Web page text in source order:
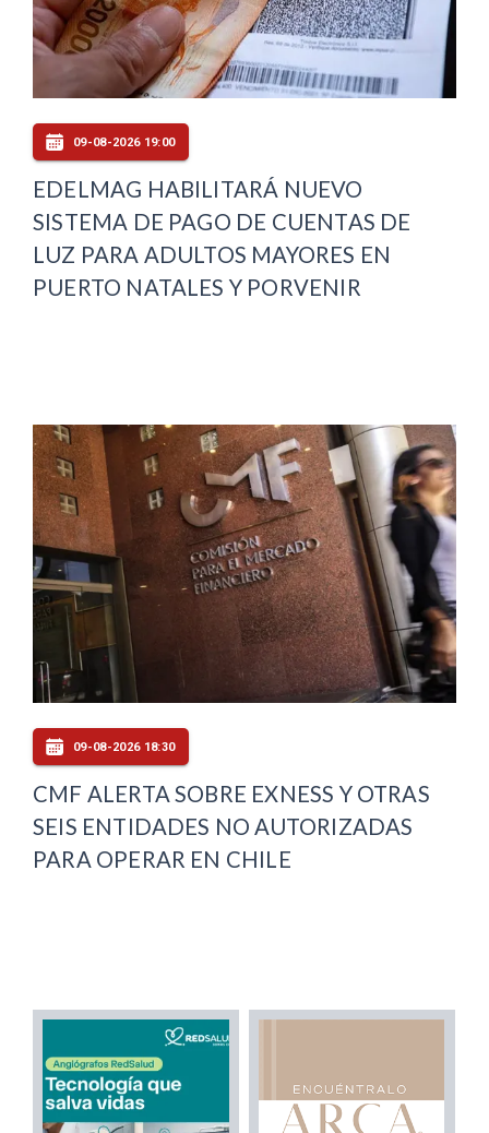
09-08-2026 19:00
EDELMAG HABILITARÁ NUEVO
SISTEMA DE PAGO DE CUENTAS DE
LUZ PARA ADULTOS MAYORES EN
PUERTO NATALES Y PORVENIR
09-08-2026 18:30
CMF ALERTA SOBRE EXNESS Y OTRAS
SEIS ENTIDADES NO AUTORIZADAS
PARA OPERAR EN CHILE